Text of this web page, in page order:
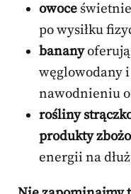
owoce
po wysiłku
bananyoferują
węglowodany
nawodnieniu
rośliny
produkty
energii na